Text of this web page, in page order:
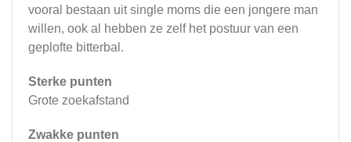
vooral bestaan uit single moms die een jongere man
willen, ook al hebben ze zelf het postuur van een
geplofte bitterbal.
Sterke punten
Grote zoekafstand
Zwakke punten